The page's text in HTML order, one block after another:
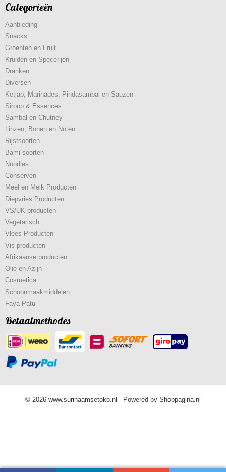
Categorieën
Aanbieding
Snacks
Groenten en Fruit
Kruiden en Specerijen
Dranken
Diversen
Ketjap, Marinades, Pindasambal en Sauzen
Siroop & Essences
Sambal en Chutney
Linzen, Bonen en Noten
Rijstsoorten
Bami soorten
Noodles
Conserven
Meel en Melk Producten
Diepvries Producten
VS/UK producten
Vegetarisch
Vlees Producten
Vis producten
Afrikaanse producten
Olie en Azijn
Cosmetica
Schoonmaakmiddelen
Faya Patu
Betaalmethodes
© 2026 www.surinaamsetoko.nl - Powered by Shoppagina.nl